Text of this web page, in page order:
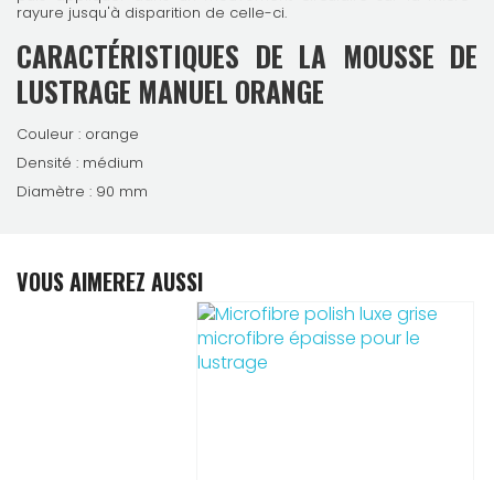
rayure jusqu'à disparition de celle-ci.
CARACTÉRISTIQUES DE LA MOUSSE DE
LUSTRAGE MANUEL ORANGE
Couleur : orange
Densité : médium
Diamètre : 90 mm
VOUS AIMEREZ AUSSI